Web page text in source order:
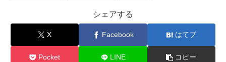
シェアする
X Facebook はてブ
Pocket LINE コピー